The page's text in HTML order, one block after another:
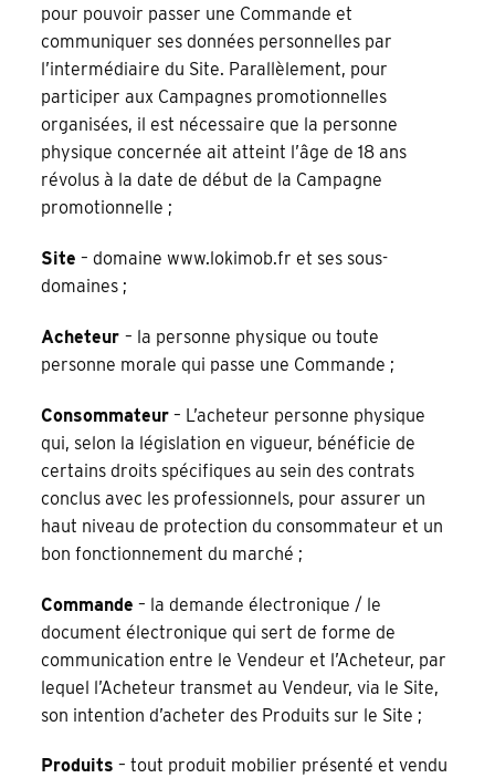
pour pouvoir passer une Commande et
communiquer ses données personnelles par
l’intermédiaire du Site. Parallèlement, pour
participer aux Campagnes promotionnelles
organisées, il est nécessaire que la personne
physique concernée ait atteint l’âge de 18 ans
révolus à la date de début de la Campagne
promotionnelle ;
Site – domaine www.lokimob.fr et ses sous-
domaines ;
Acheteur– la personne physique ou toute
personne morale qui passe une Commande ;
Consommateur – L’acheteur personne physique
qui, selon la législation en vigueur, bénéficie de
certains droits spécifiques au sein des contrats
conclus avec les professionnels, pour assurer un
haut niveau de protection du consommateur et un
bon fonctionnement du marché ;
Commande – la demande électronique / le
document électronique qui sert de forme de
communication entre le Vendeur et l’Acheteur, par
lequel l’Acheteur transmet au Vendeur, via le Site,
son intention d’acheter des Produits sur le Site ;
Produits – tout produit mobilier présenté et vendu